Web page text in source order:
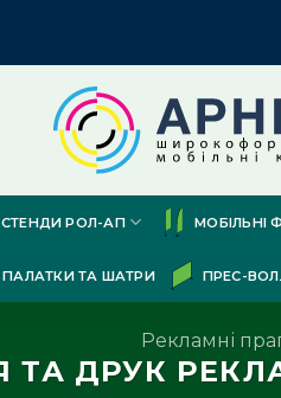
СТЕНДИ РОЛ-АП МОБІЛЬНІ
ПАЛАТКИ ТА ШАТРИ ПРЕС-
Рекламні
ТА ДРУК